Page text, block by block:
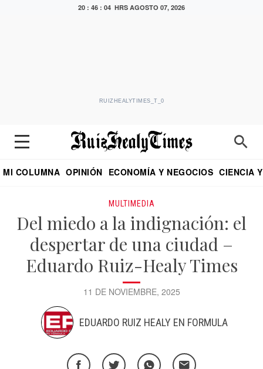
20 : 46 : 04 HRS AGOSTO 07, 2026
RUIZHEALYTIMES_T_0
MI COLUMNA OPINIÓN ECONOMÍA Y NEGOCIOS CIENCIA
MULTIMEDIA
Del miedo a la indignación: el
despertar de una ciudad –
Eduardo Ruiz-Healy Times
11 DE NOVIEMBRE, 2025
EDUARDO RUIZ HEALY EN FORMULA